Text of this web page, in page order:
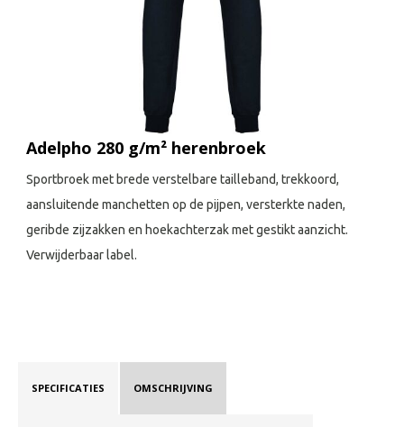
Adelpho 280 g/m² herenbroek
Sportbroek met brede verstelbare tailleband, trekkoord,
aansluitende manchetten op de pijpen, versterkte naden,
geribde zijzakken en hoekachterzak met gestikt aanzicht.
Verwijderbaar label.
SPECIFICATIES OMSCHRIJVING